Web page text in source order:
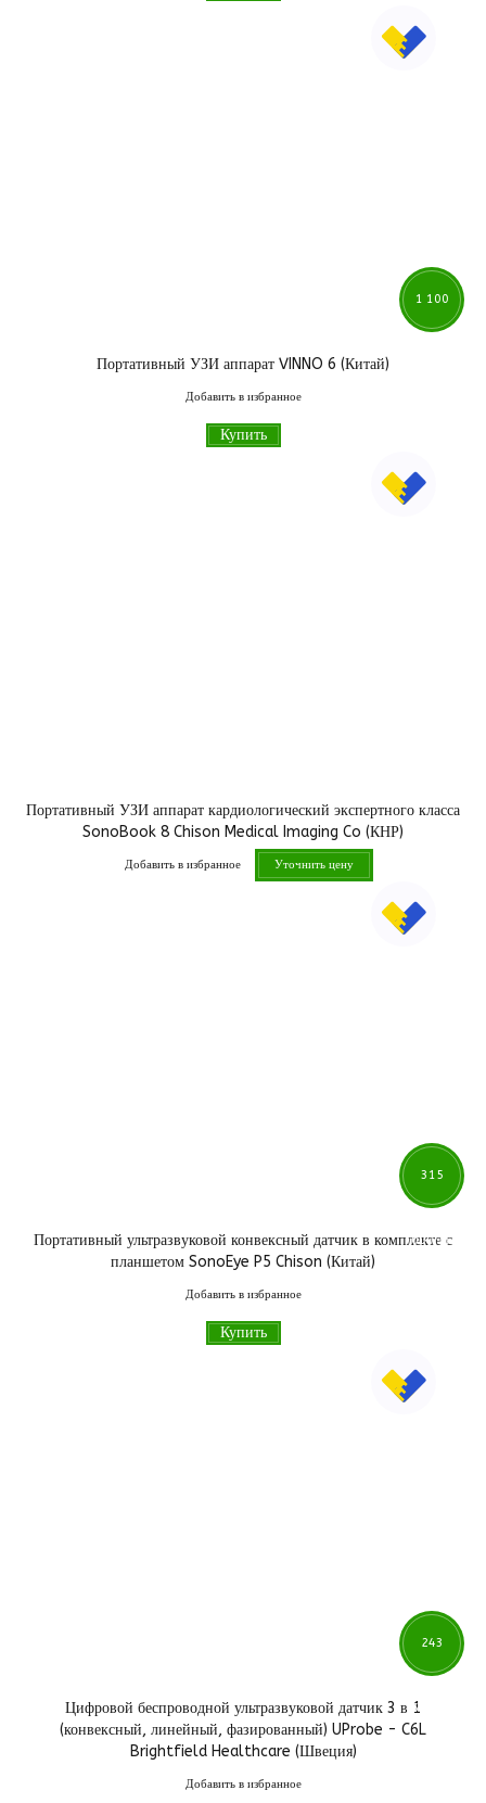
Портативный УЗИ аппарат VINNO 6 (Китай)
Добавить в избранное
1 100
Купить
Портативный УЗИ аппарат кардиологический экспертного класса
SonoBook 8 Chison Medical Imaging Co (КНР)
Добавить в избранное Уточнить цену
Портативный ультразвуковой конвексный датчик в комплекте с
планшетом SonoEye P5 Chison (Китай)
Добавить в избранное
315
000грн
Купить
Цифровой беспроводной ультразвуковой датчик 3 в 1
(конвексный, линейный, фазированный) UProbe - C6L
Brightfield Healthcare (Швеция)
Добавить в избранное
243
570